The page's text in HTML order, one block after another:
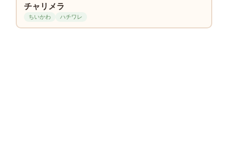
チャリメラ
ちいかわ ハチワレ